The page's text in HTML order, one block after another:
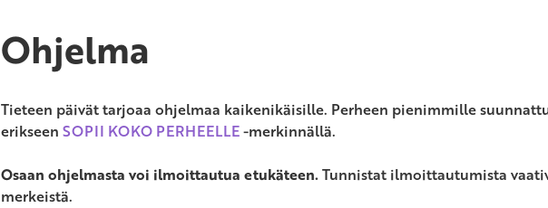
Ohjelma
Tieteen päivät tarjoaa ohjelmaa kaikenikäisille. Perheen pienimmille
erikseen SOPII KOKO PERHEELLE-merkinnällä.
Osaan ohjelmasta voi ilmoittautua etukäteen.Tunnistat ilmoittautumista
merkeistä.